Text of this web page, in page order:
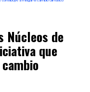
Núcleos de
que